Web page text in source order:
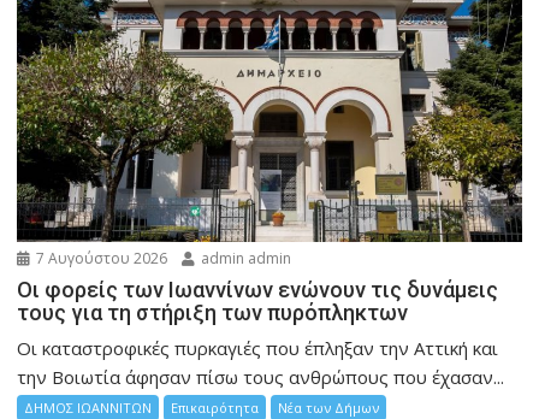
7 Αυγούστου 2026 admin admin
Οι φορείς των Ιωαννίνων ενώνουν τις δυνάμεις
τους για τη στήριξη των πυρόπληκτων
Οι καταστροφικές πυρκαγιές που έπληξαν την Αττική και
την Bοιωτία άφησαν πίσω τους ανθρώπους που έχασαν...
ΔΗΜΟΣ ΙΩΑΝΝΙΤΩΝ Επικαιρότητα Νέα των Δήμων